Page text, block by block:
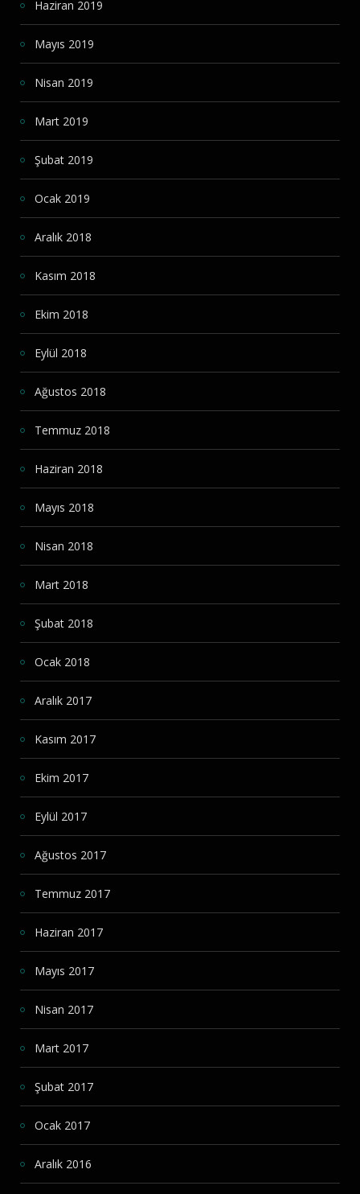
Haziran 2019
Mayıs 2019
Nisan 2019
Mart 2019
Şubat 2019
Ocak 2019
Aralık 2018
Kasım 2018
Ekim 2018
Eylül 2018
Ağustos 2018
Temmuz 2018
Haziran 2018
Mayıs 2018
Nisan 2018
Mart 2018
Şubat 2018
Ocak 2018
Aralık 2017
Kasım 2017
Ekim 2017
Eylül 2017
Ağustos 2017
Temmuz 2017
Haziran 2017
Mayıs 2017
Nisan 2017
Mart 2017
Şubat 2017
Ocak 2017
Aralık 2016